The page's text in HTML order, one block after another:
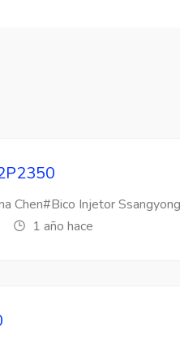
Chen#Bico Injetor
1 año hace